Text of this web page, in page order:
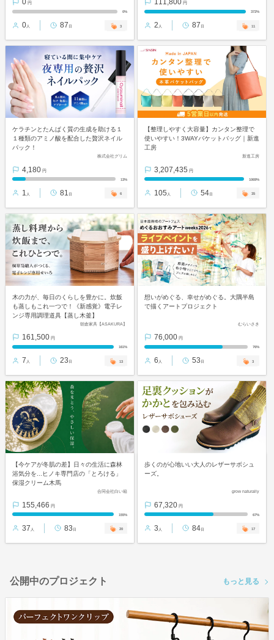
0 円
0%
0人 87 日 3
111,800 円
372%
2 人 87 日 11
ケラチンとたんぱく質の生成を助ける１
１種類のアミノ酸を配合した贅沢ネイル
パック！
株式会社グリム
4,180 円
13%
1 人 81 日 6
【整理しやすく大容量】カンタン整理で
使いやすい！3WAYバケットバッグ｜新進
工房
新進工房
3,207,435 円
1069%
105 人 54日 35
木の力が、毎日のくらしを豊かに。炊飯
も蒸しもこれ一つで！《新感覚》電子レ
ンジ専用調理道具【蒸し木釜】
朝倉家具【ASAKURA】
161,500 円
161%
7 人 23 日 13
想いがめぐる、幸せがめぐる。大隅半島
で描くアートプロジェクト
むらいさき
76,000 円
76%
6 人 53 日 3
【今ケアが冬肌の差】日々の生活に森林
浴気分を...ヒノキ専門店の「とろける」
保湿クリーム木馬
合同会社白い箱
155,466 円
155%
37 人 83 日 20
歩くのが心地いい大人のレザーサボシュ
ーズ。
grow naturally
67,320 円
67%
3 人 84日 17
公開中のプロジェクト もっと見る